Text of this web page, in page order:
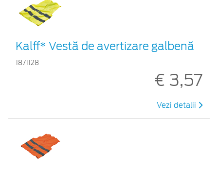
Kalff* Vestă de avertizare galbenă
1871128
€ 3,57
Vezi detalii